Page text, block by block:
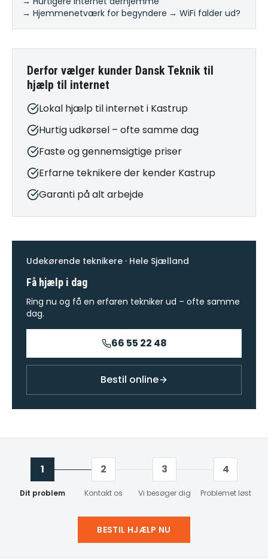
→ Hjemmenetværk for begyndere → WiFi falder ud?
Derfor vælger kunder Dansk Teknik til
hjælp til internet
Lokal hjælp til internet i Kastrup
Hurtig udkørsel – ofte samme dag
Faste og gennemsigtige priser
Erfarne teknikere der kender Kastrup
Garanti på alt arbejde
Udekørende teknikere · Hele Sjælland
Få hjælp i dag
Ring nu og få en erfaren tekniker ud – ofte samme
dag.
66 55 22 48
Bestil online
1
Dit problem
2
Kontakt os
3
Vi besøger dig
4
Problemet løst
BESTIL HJÆLP NU